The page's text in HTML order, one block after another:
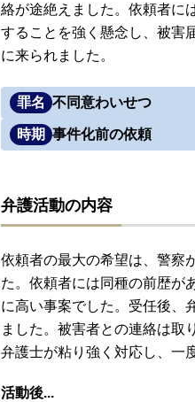
絡が途絶えました。依頼者に
することを強く懸念し、被害
に来られました。
罪名 不同意わいせつ
時期 事件化前の依頼
弁護活動の内容
依頼者の最大の希望は、警察
た。依頼者には同種の前歴が
に高い事案でした。受任後、
ました。被害者との連絡は取
弁護士が粘り強く対応し、一
活動後...